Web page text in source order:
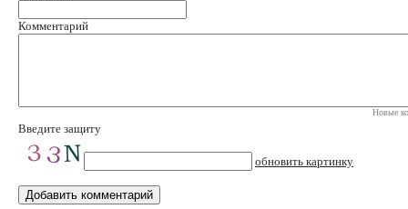
Комментарий
Новые
Введите защиту
обновить картинку